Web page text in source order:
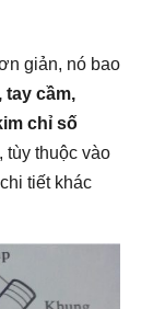
giản, nó bao
tay cầm,
chỉ số
thuộc vào
tiết khác